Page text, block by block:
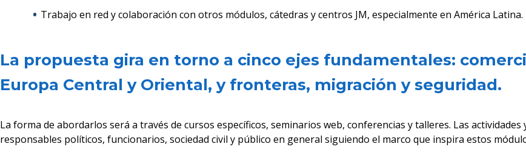
Trabajo en red y colaboración con otros módulos, cátedras y centros JM, especialmente en América Latina.
La propuesta gira en torno a cinco ejes fundamentales:
Europa Central y Oriental, y fronteras, migración y seguridad.
La forma de abordarlos será a través de cursos específicos, seminarios web, conferencias y talleres. Las
responsables políticos, funcionarios, sociedad civil y público en general siguiendo el marco que inspira estos